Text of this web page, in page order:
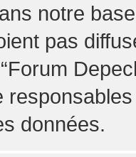
notre
pas
données.